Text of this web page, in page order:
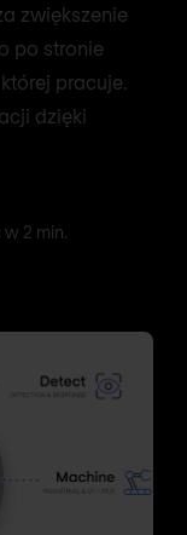
zwiększenie
po stronie
pracuje.
dzięki
2 min.